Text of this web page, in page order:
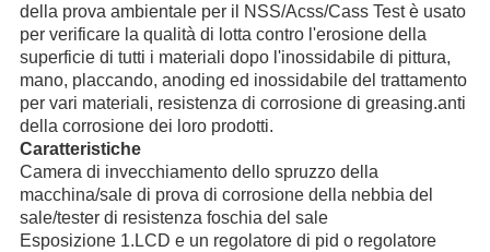
della prova ambientale per il NSS/Acss/Cass Test è usato
per verificare la qualità di lotta contro l'erosione della
superficie di tutti i materiali dopo l'inossidabile di pittura,
mano, placcando, anoding ed inossidabile del trattamento
per vari materiali, resistenza di corrosione di greasing.anti
della corrosione dei loro prodotti.
Caratteristiche
Camera di invecchiamento dello spruzzo della
macchina/sale di prova di corrosione della nebbia del
sale/tester di resistenza foschia del sale
Esposizione 1.LCD e un regolatore di pid o regolatore